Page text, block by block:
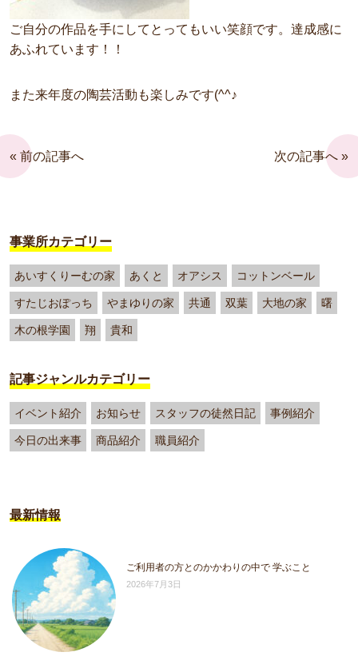
ご自分の作品を手にしてとってもいい笑顔です。達成感に
あふれています！！
また来年度の陶芸活動も楽しみです(^^♪
« 前の記事へ 次の記事へ »
事業所カテゴリー
あいすくりーむの家 あくと オアシス コットンベール
すたじおぽっち やまゆりの家 共通 双葉 大地の家 曙
木の根学園 翔 貴和
記事ジャンルカテゴリー
イベント紹介 お知らせ スタッフの徒然日記 事例紹介
今日の出来事 商品紹介 職員紹介
最新情報
ご利用者の方とのかかわりの中で 学ぶこと
2026年7月3日